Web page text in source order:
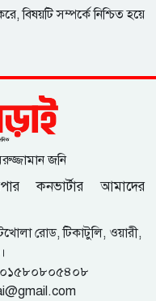
বিষয়টি সম্পর্কে নিশ্চিত হয়ে
জনি
কনভার্টার
আমাদের
রোড, টিকাটুলি, ওয়ারী,